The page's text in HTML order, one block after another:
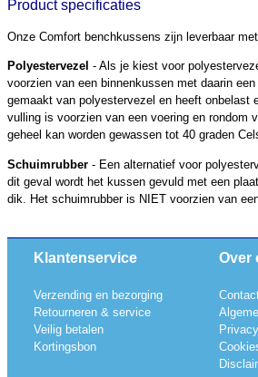
Product specificaties
Onze Comfort benchkussens zijn leverbaar
Polyestervezel - Als je kiest voor
voorzien van een binnenkussen met daarin
gemaakt van polyestervezel en heeft onbelast
vulling is voorzien van een voering en rondom
geheel kan worden gewassen tot 40 graden
Schuimrubber - Een alternatief voor
dit geval wordt het kussen gevuld met een
dik. Het schuimrubber is NIET voorzien van
Klantenservice
Verzending en bezorging
Retourneren & service
Veilig betalen
Kortingsbon
Over
Privacy